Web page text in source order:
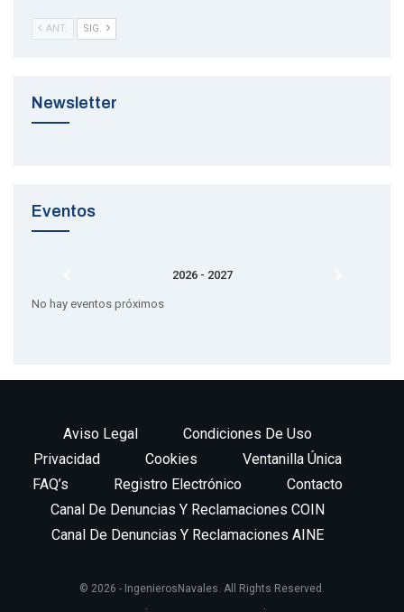
ANT. SIG.
Newsletter
Eventos
2026 - 2027
No hay eventos próximos
Aviso Legal
Condiciones De Uso
Privacidad
Cookies
Ventanilla Única
FAQ’s
Registro Electrónico
Contacto
Canal De Denuncias Y Reclamaciones COIN
Canal De Denuncias Y Reclamaciones AINE
© 2026 - IngenierosNavales. All Rights Reserved.